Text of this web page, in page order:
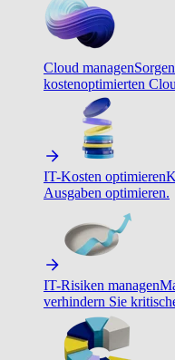
Cloud managen
kostenoptimierten
IT-Kosten optimieren
Ausgaben optimieren.
IT-Risiken managen
verhindern Sie